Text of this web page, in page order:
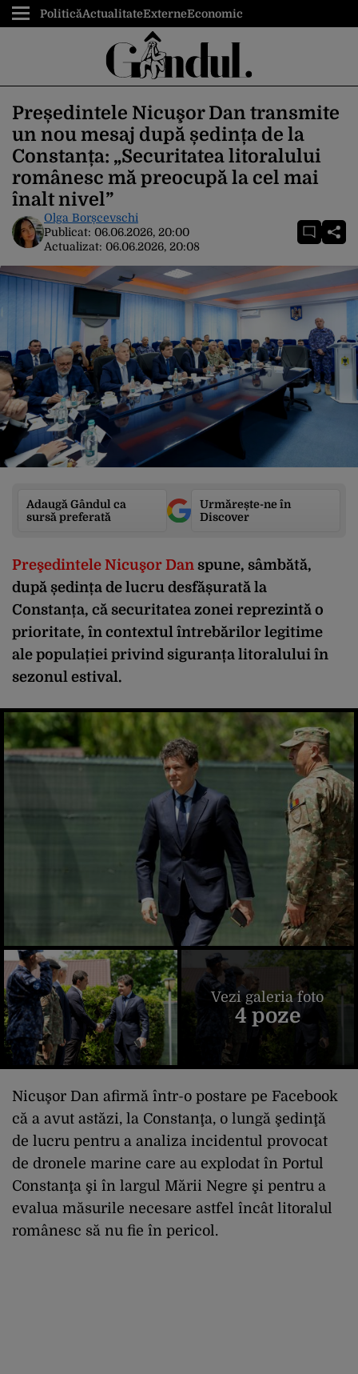
PoliticăActualitateExterneEconomic
Președintele Nicuşor Dan transmite
un nou mesaj după ședința de la
Constanța: „Securitatea litoralului
românesc mă preocupă la cel mai
înalt nivel”
Olga Borșcevschi
Publicat: 06.06.2026, 20:00
Actualizat: 06.06.2026, 20:08
Adaugă Gândul ca
sursă preferată
Urmărește-ne în
Discover
Preşedintele Nicuşor Dan spune, sâmbătă,
după ședința de lucru desfășurată la
Constanța, că securitatea zonei reprezintă o
prioritate, în contextul întrebărilor legitime
ale populației privind siguranța litoralului în
sezonul estival.
Vezi galeria foto
4 poze
Nicuşor Dan afirmă într-o postare pe Facebook
că a avut astăzi, la Constanţa, o lungă şedinţă
de lucru pentru a analiza incidentul provocat
de dronele marine care au explodat în Portul
Constanţa şi în largul Mării Negre şi pentru a
evalua măsurile necesare astfel încât litoralul
românesc să nu fie în pericol.